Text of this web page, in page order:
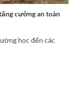
cường an toàn
học đến các